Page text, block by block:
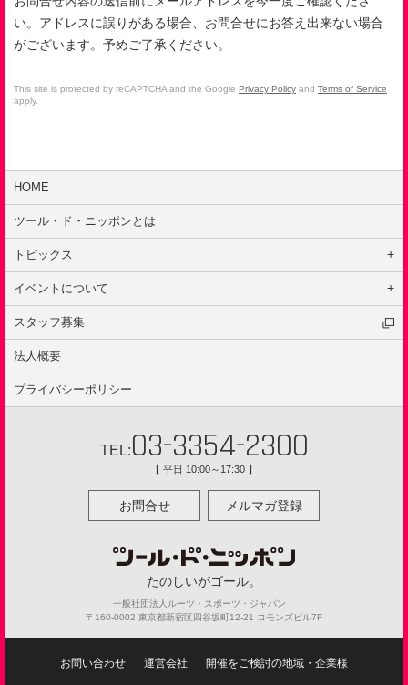
い。アドレスに誤りがある場合、お問合せにお答え出来ない場合
がございます。予めご了承ください。
This site is protected by reCAPTCHA and the Google Privacy Policy and Terms of Service
apply.
HOME
ツール・ド・ニッポンとは
トピックス
はじめての方へ
キャンペーン
インタビュー
ニュース
イベント
イベントについて
イベントの種類
ルール
安全ポリシー
スタッフ募集
法人概要
プライバシーポリシー
TEL:03-3354-2300
【 平日 10:00～17:30 】
お問合せ メルマガ登録
たのしいがゴール。
一般社団法人ルーツ・スポーツ・ジャパン
〒160-0002 東京都新宿区四谷坂町12-21 コモンズビル7F
お問い合わせ 運営会社 開催をご検討の地域・企業様